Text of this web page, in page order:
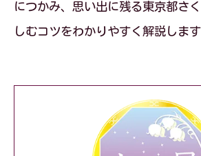
につかみ、思い出に残る東京都さ
しむコツをわかりやすく解説します